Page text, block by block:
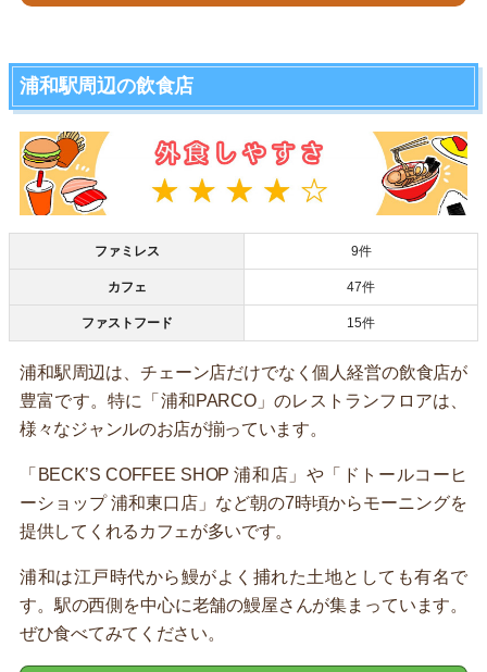
浦和駅周辺の飲食店
ファミレス 9件
カフェ 47件
ファストフード 15件
浦和駅周辺は、チェーン店だけでなく個人経営の飲食店が
豊富です。特に「浦和PARCO」のレストランフロアは、
様々なジャンルのお店が揃っています。
「BECK’S COFFEE SHOP 浦和店」や「ドトールコーヒ
ーショップ 浦和東口店」など朝の7時頃からモーニングを
提供してくれるカフェが多いです。
浦和は江戸時代から鰻がよく捕れた土地としても有名で
す。駅の西側を中心に老舗の鰻屋さんが集まっています。
ぜひ食べてみてください。